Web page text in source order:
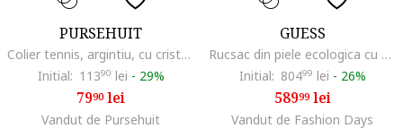
PURSEHUIT
Colier tennis, argintiu, cu cristale, Dede C10
Initial: 11390 lei - 29%
7990lei
Vandut de Pursehuit
GUESS
Rucsac din piele ecologica cu model monograma Manhattan II, Gri deschis
Initial: 80499 lei - 26%
58999lei
Vandut de Fashion Days